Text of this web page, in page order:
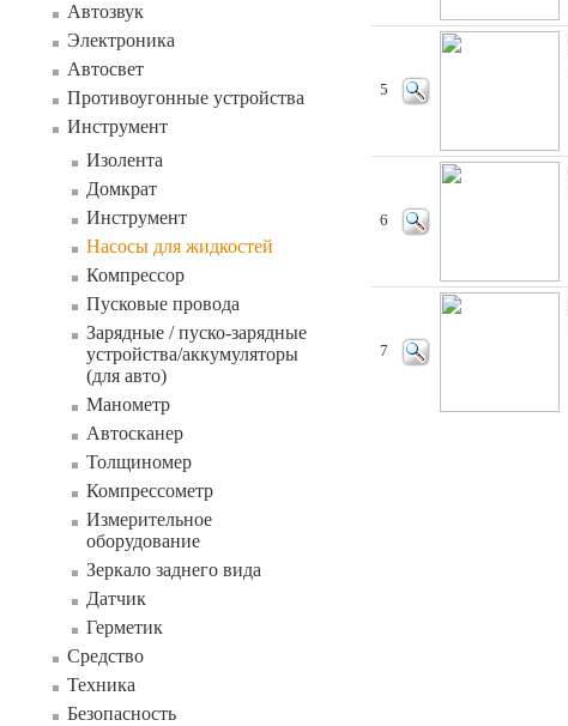
Автозвук
Электроника
Автосвет
Противоугонные устройства
Инструмент
Изолента
Домкрат
Инструмент
Насосы для жидкостей
Компрессор
Пусковые провода
Зарядные / пуско-зарядные
устройства/аккумуляторы
(для авто)
Манометр
Автосканер
Толщиномер
Компрессометр
Измерительное
оборудование
Зеркало заднего вида
Датчик
Герметик
Средство
Техника
Безопасность
5
6
7